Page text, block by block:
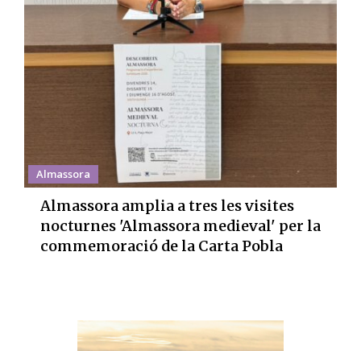
Almassora
Almassora amplia a tres les visites
nocturnes 'Almassora medieval' per la
commemoració de la Carta Pobla